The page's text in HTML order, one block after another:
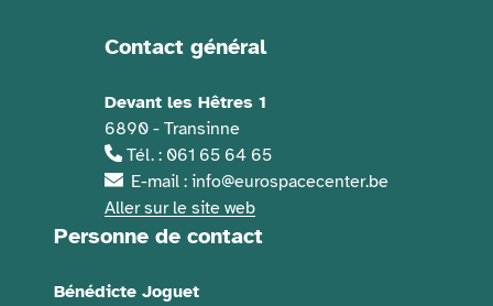
Informations de contact
Contact général
Devant les Hêtres 1
6890 - Transinne
Tél. : 061 65 64 65
E-mail : info@eurospacecenter.be
Aller sur le site web
Personne de contact
Bénédicte Joguet